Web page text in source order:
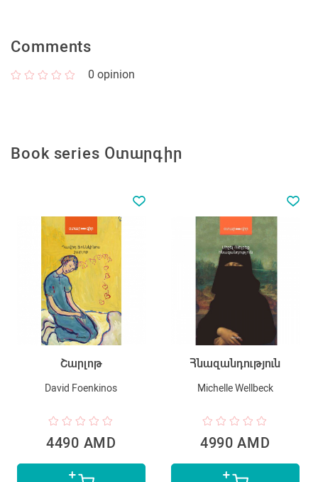
Comments
0 opinion
Book series Օտարգիր
Շարլոթ
David Foenkinos
4490 AMD
Հնազանդություն
Michelle Wellbeck
4990 AMD